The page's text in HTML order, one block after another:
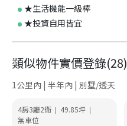
★生活機能一級棒
★投資自用皆宜
類似物件實價登錄(28)
1公里內 | 半年內 | 別墅/透天
4房3廳2衛 | 49.85坪 |
無車位